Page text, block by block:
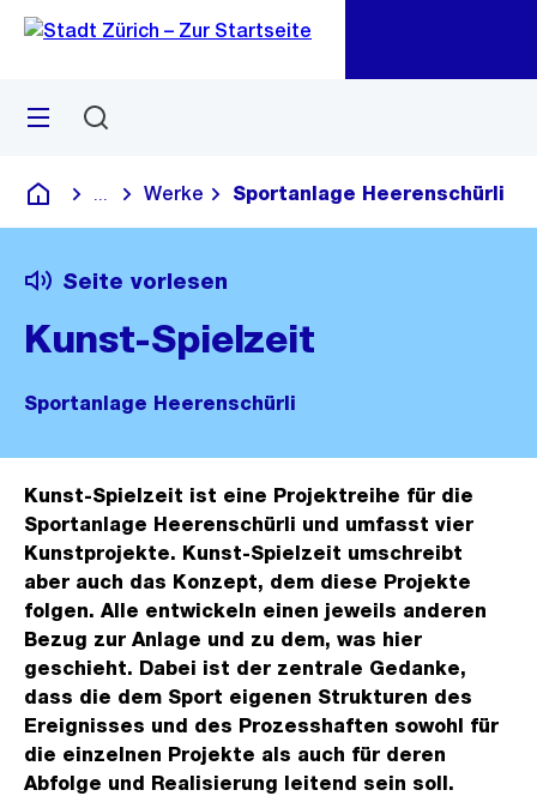
Navigation
Sprunglink
Menü
Deutsch
Blende alle Breadcrumbs ein
Werke Sportanlage Heerenschürli
Seite vorlesen
Kunst-Spielzeit
Sportanlage Heerenschürli
Kunst-Spielzeit ist eine Projektreihe für die
Sportanlage Heerenschürli und umfasst vier
Kunstprojekte. Kunst-Spielzeit umschreibt
aber auch das Konzept, dem diese Projekte
folgen. Alle entwickeln einen jeweils anderen
Bezug zur Anlage und zu dem, was hier
geschieht. Dabei ist der zentrale Gedanke,
dass die dem Sport eigenen Strukturen des
Ereignisses und des Prozesshaften sowohl für
die einzelnen Projekte als auch für deren
Abfolge und Realisierung leitend sein soll.